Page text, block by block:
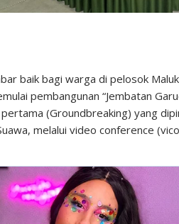
baik bagi warga di pelosok
pembangunan “Jembatan
(Groundbreaking) yang
melalui video conference